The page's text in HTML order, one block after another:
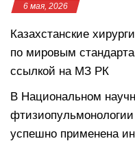
6 мая, 2026
Казахстанские
по мировым
ссылкой на МЗ РК
В Национальном
успешно применена